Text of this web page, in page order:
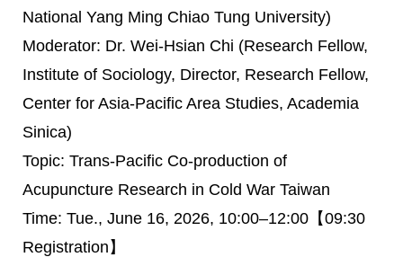
National Yang Ming Chiao Tung University)
Moderator: Dr. Wei-Hsian Chi (Research Fellow,
Institute of Sociology, Director, Research Fellow,
Center for Asia-Pacific Area Studies, Academia
Sinica)
Topic: Trans-Pacific Co-production of
Acupuncture Research in Cold War Taiwan
Time: Tue., June 16, 2026, 10:00–12:00【09:30
Registration】